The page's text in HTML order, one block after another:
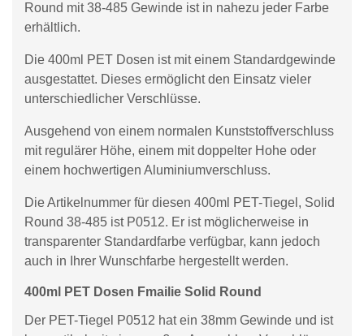
Round mit 38-485 Gewinde ist in nahezu jeder Farbe
erhältlich.
Die 400ml PET Dosen ist mit einem Standardgewinde
ausgestattet. Dieses ermöglicht den Einsatz vieler
unterschiedlicher Verschlüsse.
Ausgehend von einem normalen Kunststoffverschluss
mit regulärer Höhe, einem mit doppelter Hohe oder
einem hochwertigen Aluminiumverschluss.
Die Artikelnummer für diesen 400ml PET-Tiegel, Solid
Round 38-485 ist P0512. Er ist möglicherweise in
transparenter Standardfarbe verfügbar, kann jedoch
auch in Ihrer Wunschfarbe hergestellt werden.
400ml PET Dosen Fmailie Solid Round
Der PET-Tiegel P0512 hat ein 38mm Gewinde und ist